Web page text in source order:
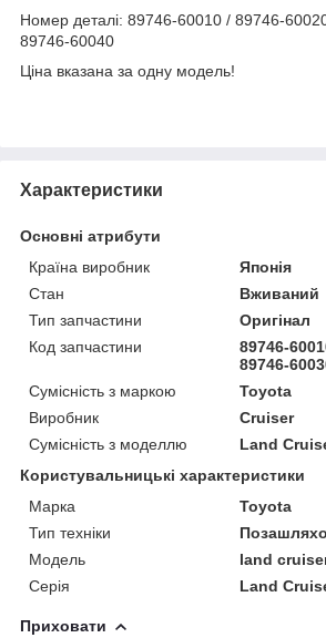
Номер деталі: 89746-60010 / 89746-
89746-60040
Ціна вказана за одну модель!
Характеристики
Основні атрибути
Країна виробник
Японія
Стан
Вживаний
Тип запчастини
Оригінал
Код запчастини
89746-
89746-
Сумісність з маркою
Toyota
Виробник
Cruiser
Сумісність з моделлю
Land
Користувальницькі характеристики
Марка
Toyota
Тип техніки
Модель
land
Серія
Land
Приховати